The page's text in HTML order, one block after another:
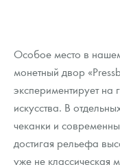
Особое место в
монетный двор
экспериментирует
искусства. В
чеканки и
достигая рельефа
уже не классическая